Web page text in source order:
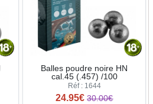
Balles poudre noire HN
cal.45 (.457) /100
Réf : 1644
24.95€ 30.00€